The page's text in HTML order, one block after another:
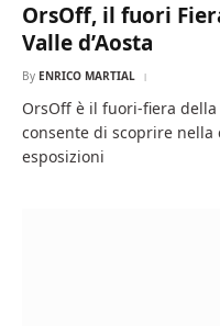
OrsOff, il fuori
Valle d’Aosta
By ENRICO MARTIAL
OrsOff è il fuori-fiera della
consente di scoprire
esposizioni